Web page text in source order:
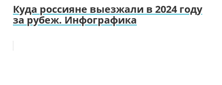
Куда россияне выезжали в 2024 году
за рубеж. Инфографика